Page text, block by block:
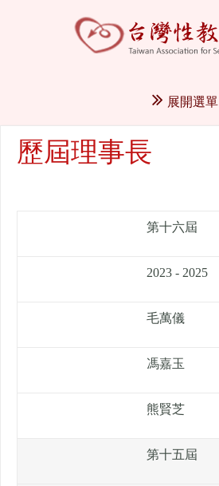
展開選單
歷屆理事長
第十六屆
2023 - 2025
毛萬儀
馮嘉玉
熊賢芝
第十五屆